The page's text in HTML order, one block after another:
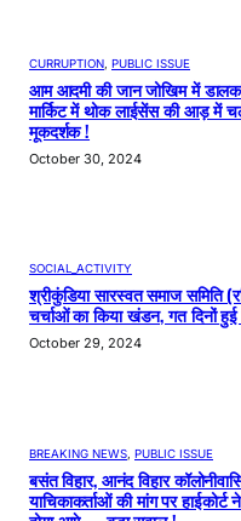
CURRUPTION PUBLIC ISSUE
आम आदमी की जान जोखिम में
मार्किट में थोक लाईसेंस की आड़ में
मूकदर्शक !
October 30, 2024
SOCIAL_ACTIVITY
श्रीकुंडिया सारस्वत समाज समिति
चर्चाओं का किया खंडन, गत दिनों
October 29, 2024
BREAKING NEWS PUBLIC ISSUE
बसंत विहार, आनंद विहार
याचिकाकर्ताओं की मांग पर